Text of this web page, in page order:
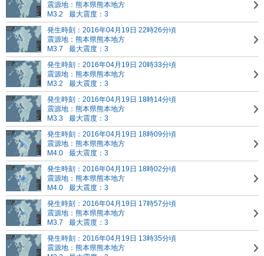
震源地：熊本県熊本地方
M3.2
最大震度：3
発生時刻：2016年04月19日 22時26分頃
震源地：熊本県熊本地方
M3.7
最大震度：3
発生時刻：2016年04月19日 20時33分頃
震源地：熊本県熊本地方
M3.2
最大震度：3
発生時刻：2016年04月19日 18時14分頃
震源地：熊本県熊本地方
M3.3
最大震度：3
発生時刻：2016年04月19日 18時09分頃
震源地：熊本県熊本地方
M4.0
最大震度：3
発生時刻：2016年04月19日 18時02分頃
震源地：熊本県熊本地方
M4.0
最大震度：3
発生時刻：2016年04月19日 17時57分頃
震源地：熊本県熊本地方
M3.7
最大震度：3
発生時刻：2016年04月19日 13時35分頃
震源地：熊本県熊本地方